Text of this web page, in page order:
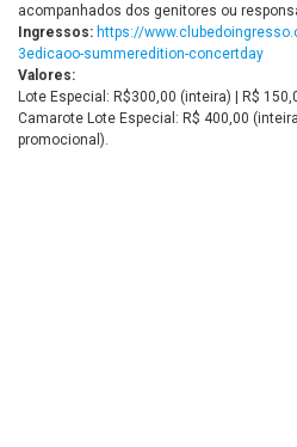
acompanhados dos genitores ou
Ingressos: https://
3edicaoo-summeredition-concertday
Valores:
Lote Especial: R$300,00 (inteira) | R$
Camarote Lote Especial: R$ 400,00
promocional).